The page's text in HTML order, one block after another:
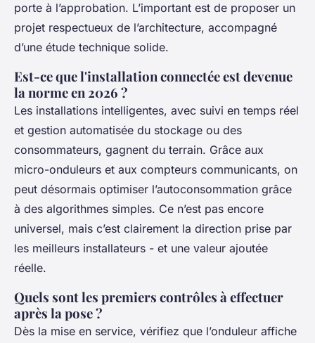
porte à l’approbation. L’important est de proposer un
projet respectueux de l’architecture, accompagné
d’une étude technique solide.
Est-ce que l'installation connectée est devenue
la norme en 2026 ?
Les installations intelligentes, avec suivi en temps réel
et gestion automatisée du stockage ou des
consommateurs, gagnent du terrain. Grâce aux
micro-onduleurs et aux compteurs communicants, on
peut désormais optimiser l’autoconsommation grâce
à des algorithmes simples. Ce n’est pas encore
universel, mais c’est clairement la direction prise par
les meilleurs installateurs - et une valeur ajoutée
réelle.
Quels sont les premiers contrôles à effectuer
après la pose ?
Dès la mise en service, vérifiez que l’onduleur affiche